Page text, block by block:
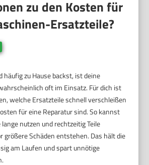
zu den Kosten für
Ersatzteile?
häufig zu Hause backst, ist deine
oft im Einsatz. Für dich ist
welche Ersatzteile schnell verschleißen
für eine Reparatur sind. So kannst
nutzen und rechtzeitig Teile
größere Schäden entstehen. Das hält die
am Laufen und spart unnötige